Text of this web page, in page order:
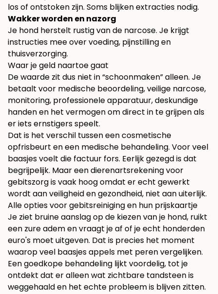
los of ontstoken zijn. Soms blijken extracties nodig.
Wakker worden en nazorg
Je hond herstelt rustig van de narcose. Je krijgt
instructies mee over voeding, pijnstilling en
thuisverzorging.
Waar je geld naartoe gaat
De waarde zit dus niet in “schoonmaken” alleen. Je
betaalt voor medische beoordeling, veilige narcose,
monitoring, professionele apparatuur, deskundige
handen en het vermogen om direct in te grijpen als
er iets ernstigers speelt.
Dat is het verschil tussen een cosmetische
opfrisbeurt en een medische behandeling. Voor veel
baasjes voelt die factuur fors. Eerlijk gezegd is dat
begrijpelijk. Maar een dierenartsrekening voor
gebitszorg is vaak hoog omdat er echt gewerkt
wordt aan veiligheid en gezondheid, niet aan uiterlijk.
Alle opties voor gebitsreiniging en hun prijskaartje
Je ziet bruine aanslag op de kiezen van je hond, ruikt
een zure adem en vraagt je af of je echt honderden
euro's moet uitgeven. Dat is precies het moment
waarop veel baasjes appels met peren vergelijken.
Een goedkope behandeling lijkt voordelig, tot je
ontdekt dat er alleen wat zichtbare tandsteen is
weggehaald en het echte probleem is blijven zitten.